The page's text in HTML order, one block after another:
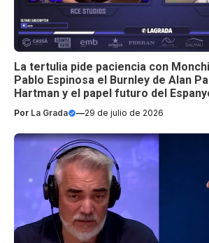
La tertulia pide paciencia con
Pablo Espinosa el Burnley de Alan
Hartman y el papel futuro del
Por La Grada —29 de julio de 2026